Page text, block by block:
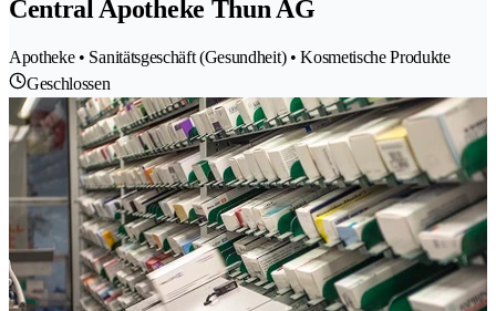
Central Apotheke Thun AG
Apotheke • Sanitätsgeschäft (Gesundheit) • Kosmetische Produkte
Geschlossen